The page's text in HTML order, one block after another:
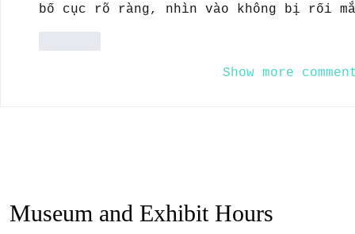
bố cục rõ ràng, nhìn vào không bị rối
Show more
Museum and Exhibit Hours